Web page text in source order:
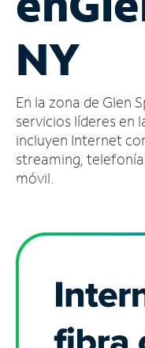
cuenta
Encuentra
tienda
NY
En la zona de Glen
servicios líderes en
incluyen Internet
streaming,
móvil.